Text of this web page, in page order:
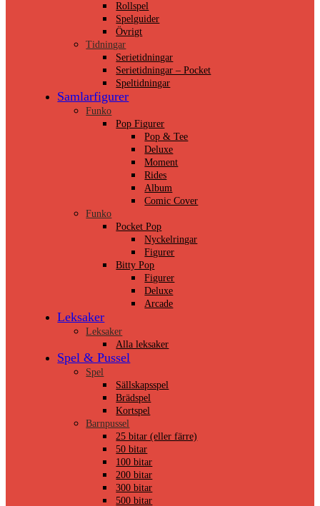
Rollspel
Spelguider
Övrigt
Tidningar
Serietidningar
Serietidningar – Pocket
Speltidningar
Samlarfigurer
Funko
Pop Figurer
Pop & Tee
Deluxe
Moment
Rides
Album
Comic Cover
Funko
Pocket Pop
Nyckelringar
Figurer
Bitty Pop
Figurer
Deluxe
Arcade
Leksaker
Leksaker
Alla leksaker
Spel & Pussel
Spel
Sällskapsspel
Brädspel
Kortspel
Barnpussel
25 bitar (eller färre)
50 bitar
100 bitar
200 bitar
300 bitar
500 bitar